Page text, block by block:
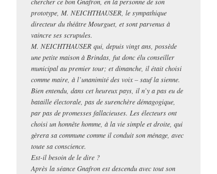
chercher ce bon Gnafron, en la personne de son
prototype, M. NEICHTHAUSER, le sympathique
directeur du théâtre Mourguet, et sont parvenus à
vaincre ses scrupules.
M. NEICHTHAUSER qui, depuis vingt ans, possède
une petite maison à Brindas, fut donc élu conseiller
municipal au premier tour; et dimanche, il était choisi
comme maire, à l’unanimité des voix – sauf la sienne.
Bien entendu, dans cet heureux pays, il n’y a pas eu de
bataille électorale, pas de surenchère démagogique,
par pas de promesses fallacieuses. Les électeurs ont
choisi un honnête homme, à la vie simple et droite, qui
gèrera sa commune comme il conduit son ménage, avec
toute sa conscience.
Est-il besoin de le dire ?
Après la séance Gnafron est descendu avec tout son